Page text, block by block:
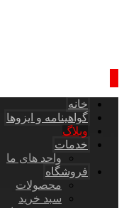
خانه
گواهینامه و ایزوها
وبلاگ
خدمات
واحد های ما
فروشگاه
محصولات
سبد خرید